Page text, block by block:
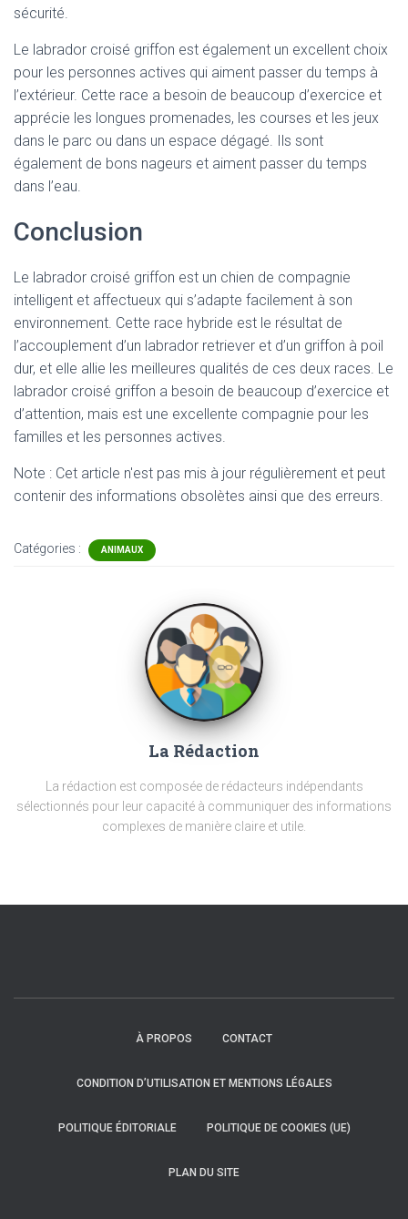
sécurité.
Le labrador croisé griffon est également un excellent choix
pour les personnes actives qui aiment passer du temps à
l’extérieur. Cette race a besoin de beaucoup d’exercice et
apprécie les longues promenades, les courses et les jeux
dans le parc ou dans un espace dégagé. Ils sont
également de bons nageurs et aiment passer du temps
dans l’eau.
Conclusion
Le labrador croisé griffon est un chien de compagnie
intelligent et affectueux qui s’adapte facilement à son
environnement. Cette race hybride est le résultat de
l’accouplement d’un labrador retriever et d’un griffon à poil
dur, et elle allie les meilleures qualités de ces deux races. Le
labrador croisé griffon a besoin de beaucoup d’exercice et
d’attention, mais est une excellente compagnie pour les
familles et les personnes actives.
Note : Cet article n'est pas mis à jour régulièrement et peut
contenir des informations obsolètes ainsi que des erreurs.
Catégories : ANIMAUX
La Rédaction
La rédaction est composée de rédacteurs indépendants
sélectionnés pour leur capacité à communiquer des informations
complexes de manière claire et utile.
À PROPOS CONTACT
CONDITION D’UTILISATION ET MENTIONS LÉGALES
POLITIQUE ÉDITORIALE POLITIQUE DE COOKIES (UE)
PLAN DU SITE